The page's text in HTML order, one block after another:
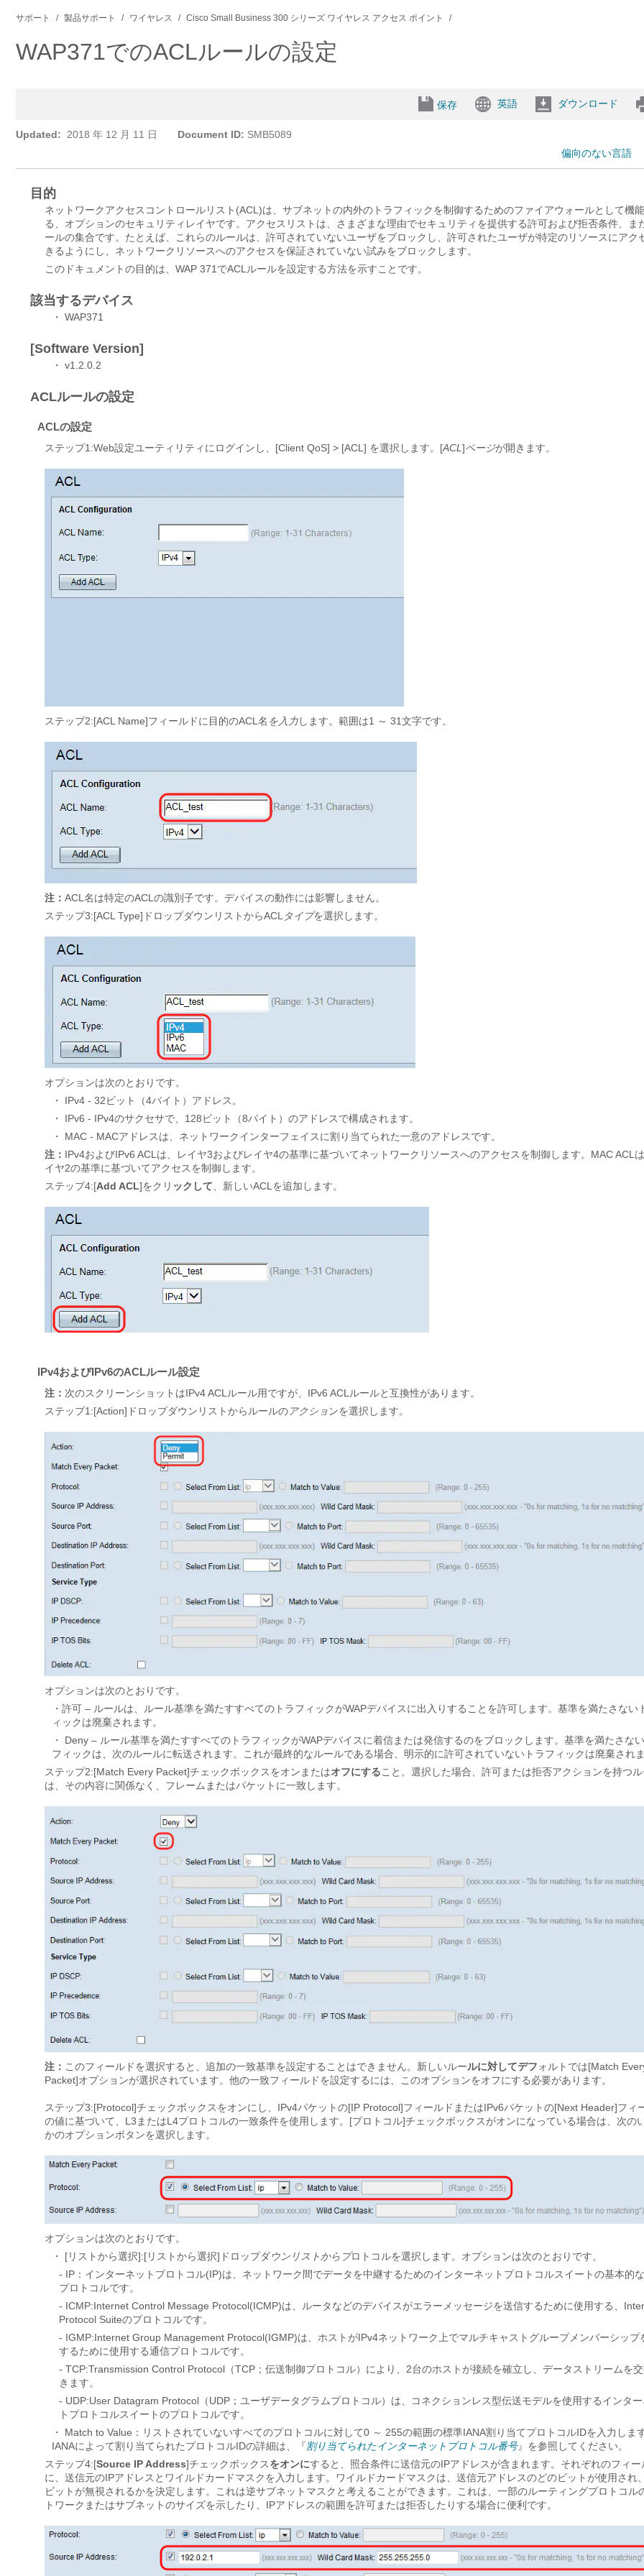
サポート 製品サポート ワイヤレス Cisco Small Business 300 シリーズ ワイヤレス アクセス ポイント
WAP371でのACLルールの設定
保存 英語 ダウンロード
Updated: 2018 年 12 月 11 日 Document ID: SMB5089
偏向のない言語
目的
ネットワークアクセスコントロールリスト(ACL)は、サブネットの内外のトラフィックを制御するためのファイアウォールとして機
る、オプションのセキュリティレイヤです。アクセスリストは、さまざまな理由でセキュリティを提供する許可および拒否条件、ま
ールの集合です。たとえば、これらのルールは、許可されていないユーザをブロックし、許可されたユーザが特定のリソースにアク
きるようにし、ネットワークリソースへのアクセスを保証されていない試みをブロックします。
このドキュメントの目的は、WAP 371でACLルールを設定する方法を示すことです。
該当するデバイス
・ WAP371
[Software Version]
・ v1.2.0.2
ACLルールの設定
ACLの設定
ステップ1:Web設定ユーティリティにログインし、[Client QoS] > [ACL] を選択します。[ACL ]ページが開きます。
ステップ2:[ACL Name]フィールドに目的のACL名 を入力します。範囲は1 ～ 31文字です。
注： ACL名は特定のACLの識別子です。デバイスの動作には影響しません。
ステップ3:[ACL Type]ドロップダウンリストからACL タイプを選択します。
オプションは次のとおりです。
・ IPv4 - 32ビット（4バイト）アドレス。
・ IPv6 - IPv4のサクセサで、128ビット（8バイト）のアドレスで構成されます。
・ MAC - MACアドレスは、ネットワークインターフェイスに割り当てられた一意のアドレスです。
注： IPv4およびIPv6 ACLは、レイヤ3およびレイヤ4の基準に基づいてネットワークリソースへのアクセスを制御します。MAC ACL
イヤ2の基準に基づいてアクセスを制御します。
ステップ4:[Add ACL]をクリ ックして 、新しいACLを追加します。
IPv4およびIPv6のACLルール設定
注： 次のスクリーンショットはIPv4 ACLルール用ですが、IPv6 ACLルールと互換性があります。
ステップ1:[Action]ドロップダウンリストからルールのアクションを選択します。
オプションは次のとおりです。
・許可 – ルールは、ルール基準を満たすすべてのトラフィックがWAPデバイスに出入りすることを許可します。基準を満たさない
ィックは廃棄されます。
・ Deny – ルール基準を満たすすべてのトラフィックがWAPデバイスに着信または発信するのをブロックします。基準を満たさな
フィックは、次のルールに転送されます。これが最終的なルールである場合、明示的に許可されていないトラフィックは廃棄され
ステップ2:[Match Every Packet]チェックボックスをオンまたはオフにすること。選択した場合、許可または拒否アクションを持つ
は、その内容に関係なく、フレームまたはパケットに一致します。
注： このフィールドを選択すると、追加の一致基準を設定することはできません。新しいルールに対してデフォルトでは[Match
Packet]オプションが選択されています。他の一致フィールドを設定するには、このオプションをオフにする必要があります。
ステップ3:[Protocol]チェックボックスをオンにし、IPv4パケットの[IP Protocol]フィールドまたはIPv6パケットの[Next Header]フィ
の値に基づいて、L3またはL4プロトコルの一致条件を使用します。[プロトコル]チェックボックスがオンになっている場合は、次の
かのオプションボタンを選択します。
オプションは次のとおりです。
・ [リストから選択]:[リストから選択]ドロップダウンリストからプロトコルを選択します。オプションは次のとおりです。
- IP：インターネットプロトコル(IP)は、ネットワーク間でデータを中継するためのインターネットプロトコルスイートの基本的
プロトコルです。
- ICMP:Internet Control Message Protocol(ICMP)は、ルータなどのデバイスがエラーメッセージを送信するために使用する、
Protocol Suiteのプロトコルです。
- IGMP:Internet Group Management Protocol(IGMP)は、ホストがIPv4ネットワーク上でマルチキャストグループメンバーシップ
するために使用する通信プロトコルです。
- TCP:Transmission Control Protocol（TCP；伝送制御プロトコル）により、2台のホストが接続を確立し、データストリームを
きます。
- UDP:User Datagram Protocol（UDP；ユーザデータグラムプロトコル）は、コネクションレス型伝送モデルを使用するインタ
トプロトコルスイートのプロトコルです。
・ Match to Value：リストされていないすべてのプロトコルに対して0 ～ 255の範囲の標準IANA割り当てプロトコルIDを入力しま
IANAによって割り当てられたプロトコルIDの詳細は、『割り当てられたインターネットプロトコル番号』を参照してください。
ステップ4:[Source IP Address]チェックボックスをオンにすると、照合条件に送信元のIPアドレスが含まれます。それぞれのフィー
に、送信元のIPアドレスとワイルドカードマスクを入力します。ワイルドカードマスクは、送信元アドレスのどのビットが使用され
ビットが無視されるかを決定します。これは逆サブネットマスクと考えることができます。これは、一部のルーティングプロトコル
トワークまたはサブネットのサイズを示したり、IPアドレスの範囲を許可または拒否したりする場合に便利です。